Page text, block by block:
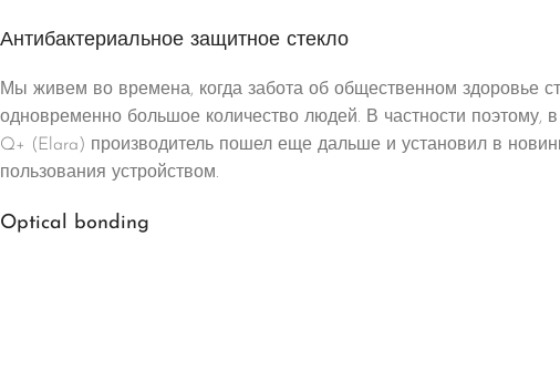
Антибактериальное защитное стекло
Мы живем во времена, когда забота об общественном здоровье
одновременно большое количество людей. В частности поэтому,
Q+ (Elara) производитель пошел еще дальше и установил в
пользования устройством.
Optical bonding